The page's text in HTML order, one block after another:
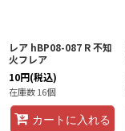
レア hBP08-087 R 不知
火フレア
10円(税込)
在庫数 16個
カートに入れる